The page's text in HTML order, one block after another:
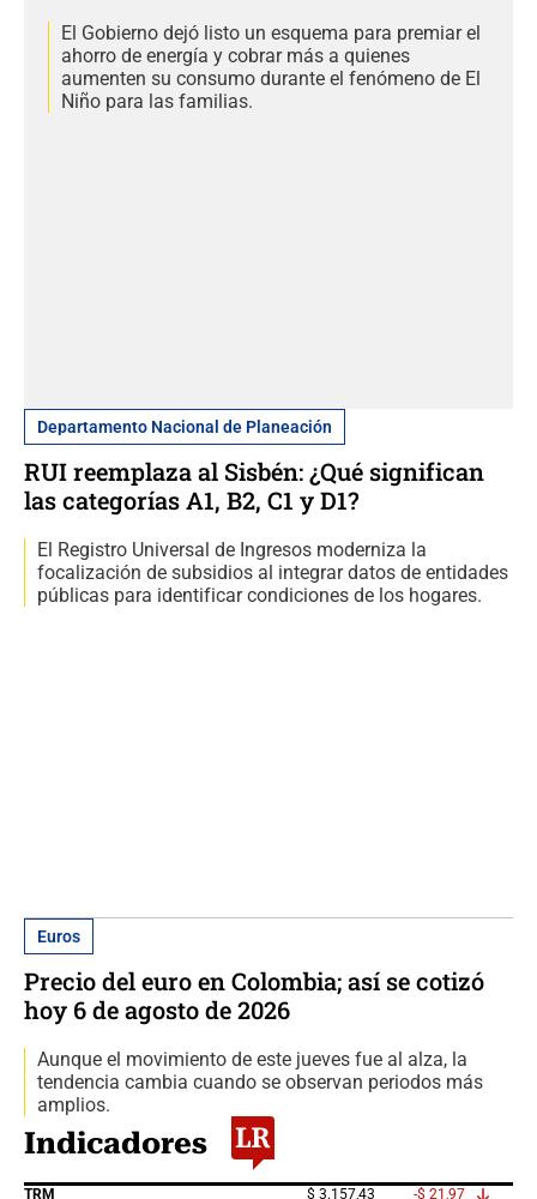
El Gobierno dejó listo un esquema para premiar el
ahorro de energía y cobrar más a quienes
aumenten su consumo durante el fenómeno de El
Niño para las familias.
Departamento Nacional de Planeación
RUI reemplaza al Sisbén: ¿Qué significan
las categorías A1, B2, C1 y D1?
El Registro Universal de Ingresos moderniza la
focalización de subsidios al integrar datos de entidades
públicas para identificar condiciones de los hogares.
Euros
Precio del euro en Colombia; así se cotizó
hoy 6 de agosto de 2026
Aunque el movimiento de este jueves fue al alza, la
tendencia cambia cuando se observan periodos más
amplios.
Indicadores
TRM $ 3.157,43 -$ 21,97